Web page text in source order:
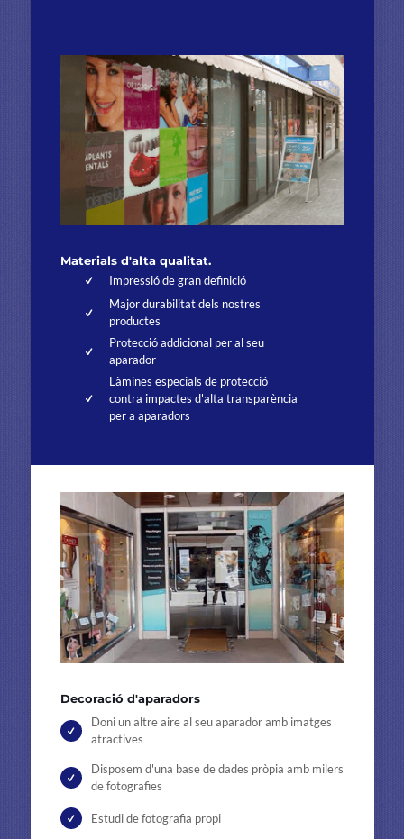
Materials d'alta qualitat.
Impressió de gran definició
Major durabilitat dels nostres
productes
Protecció addicional per al seu
aparador
Làmines especials de protecció
contra impactes d'alta transparència
per a aparadors
Decoració d'aparadors
Doni un altre aire al seu aparador amb imatges
atractives
Disposem d'una base de dades pròpia amb milers
de fotografies
Estudi de fotografia propi